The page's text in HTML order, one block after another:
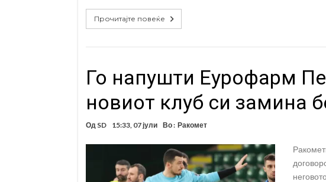
Прочитајте повеќе
Го напушти Еурофарм
новиот клуб си замина
Од SD 15:33, 07 јули Во : Ракомет